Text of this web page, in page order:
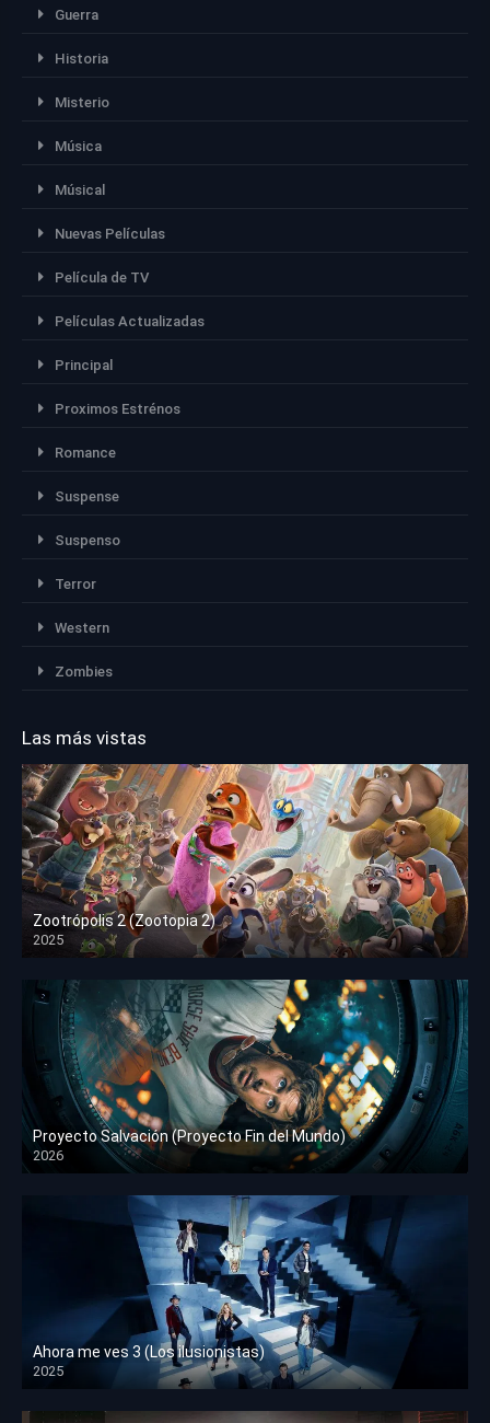
Guerra
Historia
Misterio
Música
Músical
Nuevas Películas
Película de TV
Películas Actualizadas
Principal
Proximos Estrénos
Romance
Suspense
Suspenso
Terror
Western
Zombies
Las más vistas
Zootrópolis 2 (Zootopia 2)
2025
HD 1080p
Proyecto Salvación (Proyecto Fin del Mundo)
2026
HD 1080p
Ahora me ves 3 (Los ilusionistas)
2025
HD 1080p